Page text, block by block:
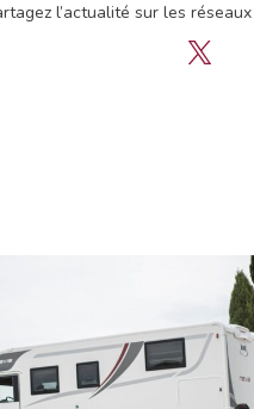
l’actualité sur les